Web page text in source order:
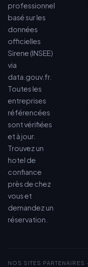
professionnel
basé sur les
données
officielles
Sirene (INSEE)
via
data.gouv.fr.
Toutes les
entreprises
référencées
sont vérifiées
et à jour.
Trouvez un
hotel de
confiance
près de chez
vous et
demandez un
réservation.
NOS SITES